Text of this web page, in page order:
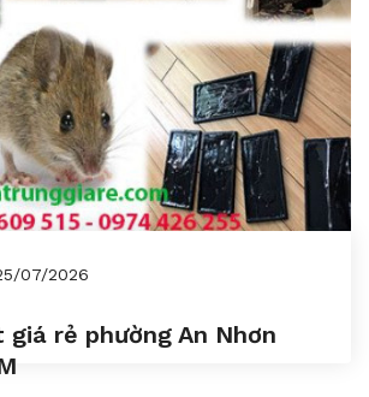
07/2026
rẻ phường An Nhơn